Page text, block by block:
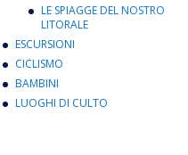
LE SPIAGGE DEL NOSTRO
LITORALE
ESCURSIONI
CICLISMO
BAMBINI
LUOGHI DI CULTO